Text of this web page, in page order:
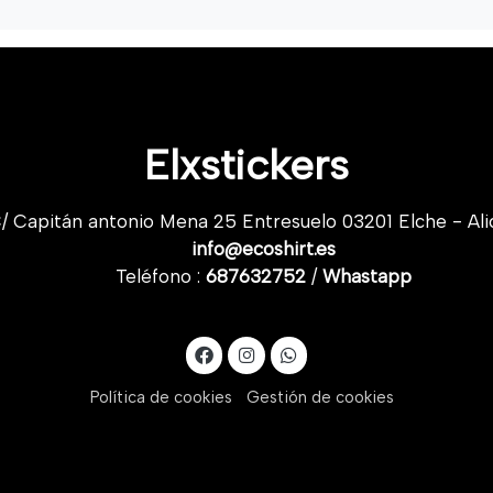
Elxstickers
Capitán antonio Mena 25 Entresuelo 03201 Elche -
info@ecoshirt.es
Teléfono : 687632752/ Whastapp
Política de cookies Gestión de cookies